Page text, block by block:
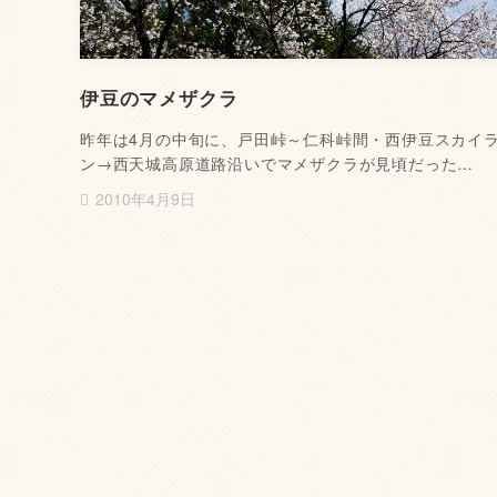
伊豆のマメザクラ
昨年は4月の中旬に、戸田峠～仁科峠間・西伊豆スカイ
ン→西天城高原道路沿いでマメザクラが見頃だった…
2010年4月9日